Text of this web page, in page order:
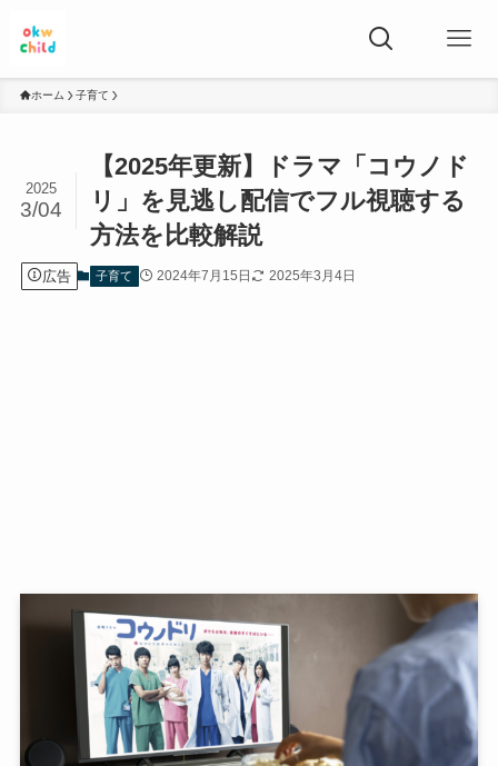
ホーム 子育て
【2025年更新】ドラマ「コウノド
リ」を見逃し配信でフル視聴する
方法を比較解説
2025
3/04
広告 子育て 2024年7月15日 2025年3月4日